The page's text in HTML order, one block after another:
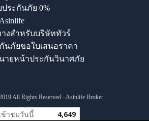
ประกันภัย 0%
งสำหรับบริษัททัวร์
นภัยขอใบเสนอราคา
ายหน้าประกันวินาศภัย
All Rights Reserved - Asinlife Broker
ข้าชมวันนี้ 4,649